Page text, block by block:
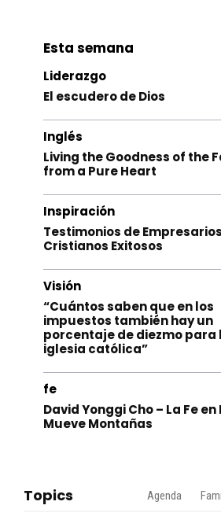
Esta semana
Liderazgo
El escudero de Dios
Inglés
Living the Goodness of the
from a Pure Heart
Inspiración
Testimonios de Empresarios
Cristianos Exitosos
Visión
“Cuántos saben que en los
impuestos también hay un
porcentaje de diezmo para
iglesia católica”
fe
David Yonggi Cho – La Fe en
Mueve Montañas
Topics Agenda